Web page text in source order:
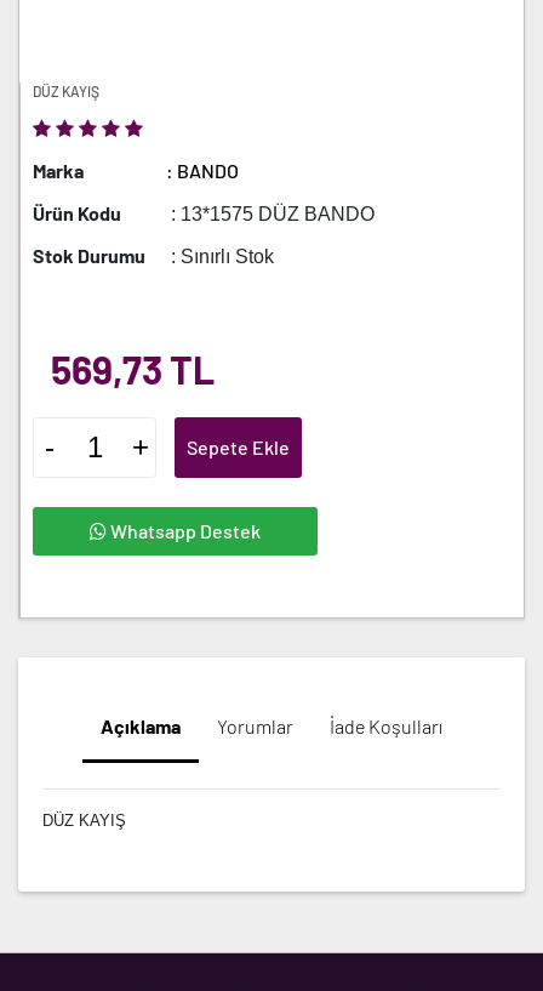
DÜZ KAYIŞ
Marka
: BANDO
Ürün Kodu
: 13*1575 DÜZ BANDO
Stok Durumu : Sınırlı Stok
569,73 TL
- + Sepete Ekle
Whatsapp Destek
Açıklama Yorumlar İade Koşulları
DÜZ KAYIŞ